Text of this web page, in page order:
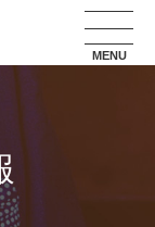
理士事務所